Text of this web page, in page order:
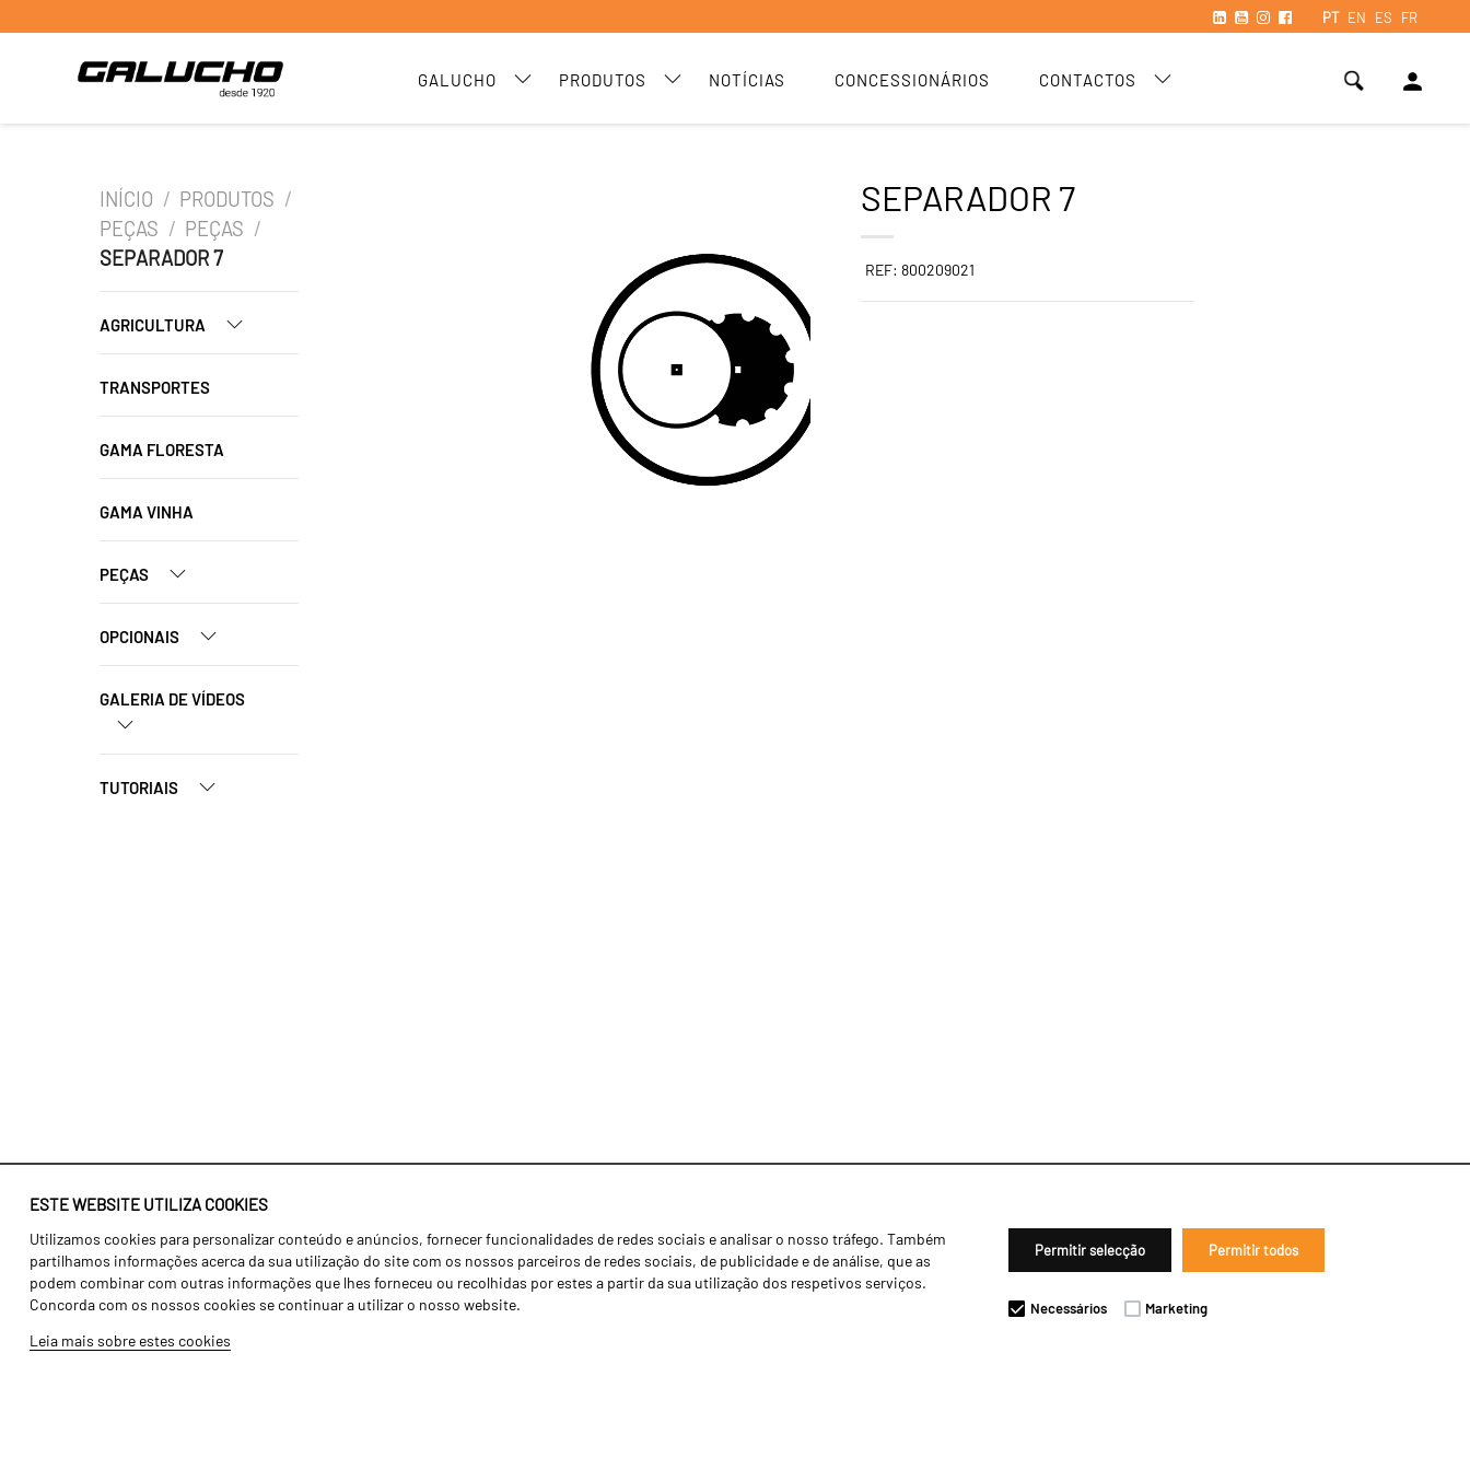
PT EN ES FR
GALUCHO PRODUTOS NOTÍCIAS CONCESSIONÁRIOS CONTACTOS person
ESTE WEBSITE UTILIZA COOKIES
Utilizamos cookies para personalizar conteúdo e anúncios, fornecer funcionalidades de redes sociais e analisar o nosso tráfego. Também
partilhamos informações acerca da sua utilização do site com os nossos parceiros de redes sociais, de publicidade e de análise, que as
podem combinar com outras informações que lhes forneceu ou recolhidas por estes a partir da sua utilização dos respetivos serviços.
Concorda com os nossos cookies se continuar a utilizar o nosso website.
Leia mais sobre estes cookies
Permitir selecção Permitir todos
Necessários Marketing
INÍCIO / PRODUTOS /
PEÇAS / PEÇAS /
SEPARADOR 7
AGRICULTURA
TRANSPORTES
GAMA FLORESTA
GAMA VINHA
PEÇAS
OPCIONAIS
GALERIA DE VÍDEOS
TUTORIAIS
SEPARADOR 7
REF: 800209021
Identidade
História
Fábrica / Produção
Recursos Humanos
Agricultura
Transportes
Gama Floresta
Notícias
Concessionários